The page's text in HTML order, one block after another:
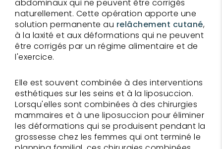
abdominaux qui ne peuvent être corrigés
naturellement. Cette opération apporte une
solution permanente au relâchement cutané,
à la laxité et aux déformations qui ne peuvent
être corrigés par un régime alimentaire et de
l'exercice.
Elle est souvent combinée à des interventions
esthétiques sur les seins et à la liposuccion.
Lorsqu'elles sont combinées à des chirurgies
mammaires et à une liposuccion pour éliminer
les déformations qui se produisent pendant la
grossesse chez les femmes qui ont terminé le